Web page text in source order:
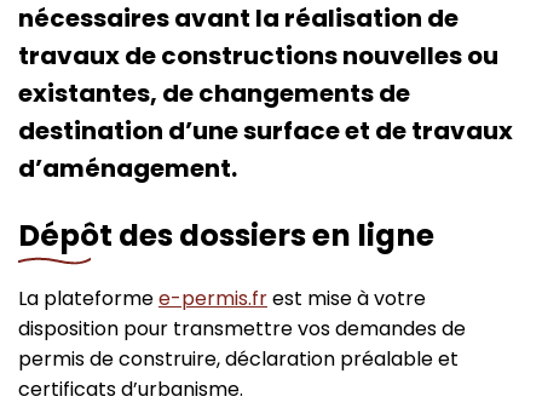
nécessaires avant la réalisation de
travaux de constructions nouvelles ou
existantes, de changements de
destination d’une surface et de travaux
d’aménagement.
Dépôt des dossiers en ligne
La plateformee-permis.frest mise à votre
disposition pour transmettre vos demandes de
permis de construire, déclaration préalable et
certificats d’urbanisme.